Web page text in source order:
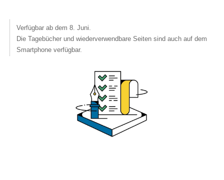
Verfügbar ab dem 8. Juni.
Die Tagebücher und wiederverwendbare Seiten sind auch auf dem
Smartphone verfügbar.